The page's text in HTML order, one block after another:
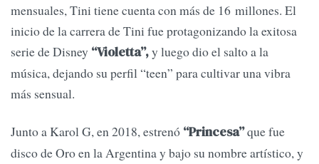
mensuales, Tini tiene cuenta con más de 16 millones. El
inicio de la carrera de Tini fue protagonizando la exitosa
serie de Disney “Violetta”,y luego dio el salto a la
música, dejando su perfil “teen” para cultivar una vibra
más sensual.
Junto a Karol G, en 2018, estrenó “Princesa”que fue
disco de Oro en la Argentina y bajo su nombre artístico, y